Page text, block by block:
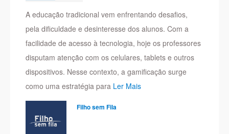
A educação tradicional vem enfrentando desafios,
pela dificuldade e desinteresse dos alunos. Com a
facilidade de acesso à tecnologia, hoje os professores
disputam atenção com os celulares, tablets e outros
dispositivos. Nesse contexto, a gamificação surge
como uma estratégia para Ler Mais
Filho sem Fila